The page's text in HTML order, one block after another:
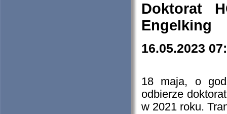
Doktorat
Engelking
16.05.2023
18 maja, o
odbierze
w 2021 roku.